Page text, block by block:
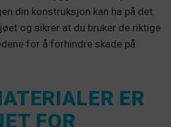
din konstruksjon kan ha på det
og sikrer at du bruker de riktige
for å forhindre skade på
ER
FOR